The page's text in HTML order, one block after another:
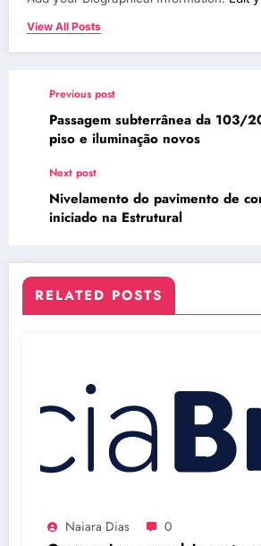
View All Posts
Previous post
Passagem subterrânea da 103/
piso e iluminação novos
Next post
Nivelamento do pavimento de
iniciado na Estrutural
RELATED POSTS
Naiara Dias 0